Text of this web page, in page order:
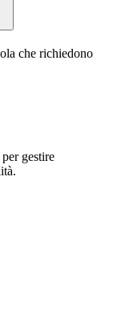
che richiedono
gestire